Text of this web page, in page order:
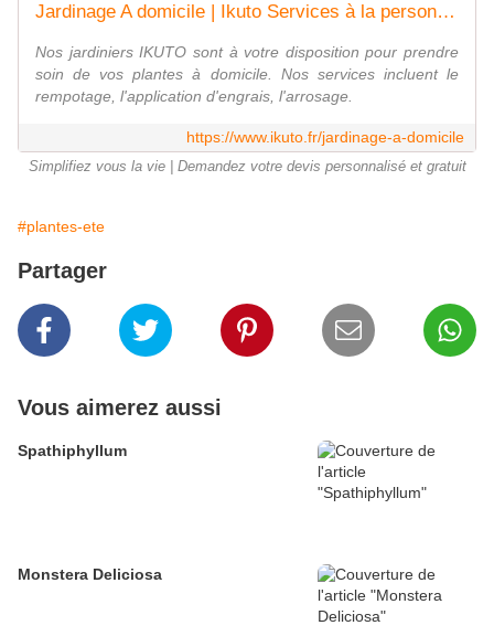
Jardinage A domicile | Ikuto Services à la personne | Paris 75013
Nos jardiniers IKUTO sont à votre disposition pour prendre
soin de vos plantes à domicile. Nos services incluent le
rempotage, l'application d'engrais, l'arrosage.
https://www.ikuto.fr/jardinage-a-domicile
Simplifiez vous la vie | Demandez votre devis personnalisé et gratuit
#plantes-ete
Partager
Vous aimerez aussi
Spathiphyllum
Monstera Deliciosa